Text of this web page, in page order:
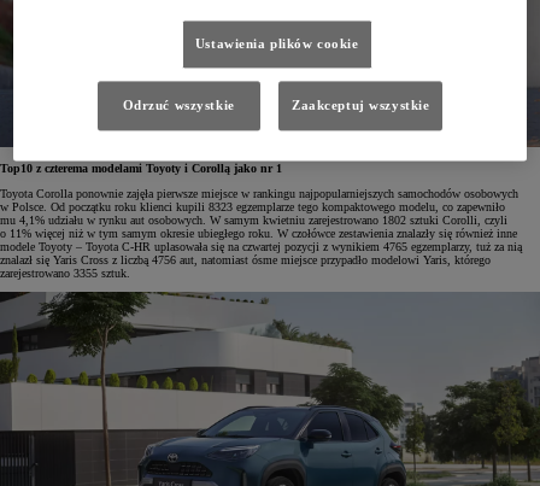
Top10 z czterema modelami Toyoty i Corollą jako nr 1
Toyota Corolla ponownie zajęła pierwsze miejsce w rankingu najpopularniejszych samochodów osobowych
w Polsce. Od początku roku klienci kupili 8323 egzemplarze tego kompaktowego modelu, co zapewniło
mu 4,1% udziału w rynku aut osobowych. W samym kwietniu zarejestrowano 1802 sztuki Corolli, czyli
o 11% więcej niż w tym samym okresie ubiegłego roku. W czołówce zestawienia znalazły się również inne
modele Toyoty – Toyota C-HR uplasowała się na czwartej pozycji z wynikiem 4765 egzemplarzy, tuż za nią
znalazł się Yaris Cross z liczbą 4756 aut, natomiast ósme miejsce przypadło modelowi Yaris, którego
zarejestrowano 3355 sztuk.
Ustawienia plików cookie
Odrzuć wszystkie Zaakceptuj wszystkie